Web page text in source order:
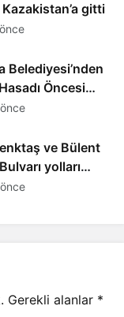
gitti
Belediyesi’nden
Öncesi
Yol Desteği
ve Bülent
yolları
Gerekli alanlar *